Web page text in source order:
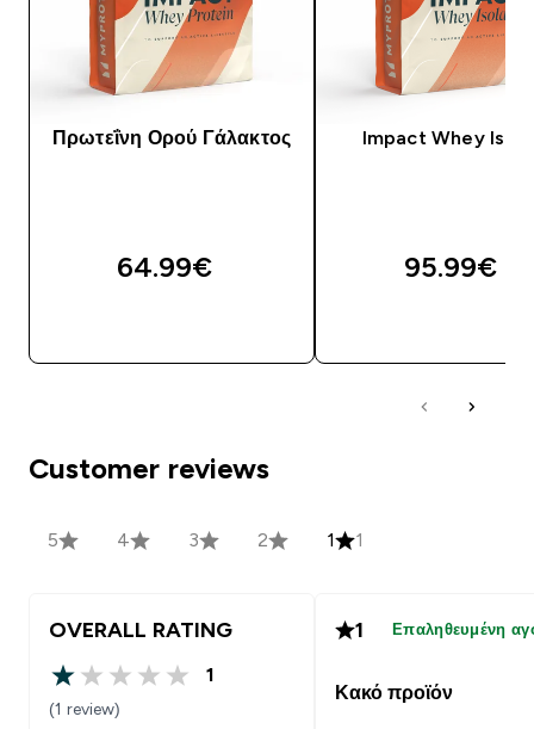
Πρωτεΐνη Ορού Γάλακτος
64.99€‎
Impact Whey
95.99€‎
Customer reviews
5 4 3 2 1 1
OVERALL RATING
1 out of 5 stars
1
(1 review)
1 Επαληθευμένη
Κακό προϊόν